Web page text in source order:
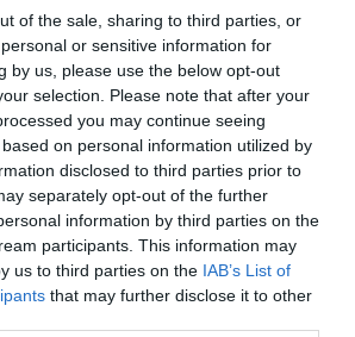
of the sale, sharing to third parties, or
or sensitive information for
by us, please use the below opt-out
selection. Please note that after your
you may continue seeing
on personal information utilized by
disclosed to third parties prior to
separately opt-out of the further
information by third parties on the
participants. This information may
us to third parties on the IAB’s List of
that may further disclose it to other
di calcio